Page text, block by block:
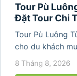
Tour Pù
Đặt Tour Chi
Tour Pù Luông
cho du khách
không khí trong
của vùng núi
8 Tháng 8, 2026